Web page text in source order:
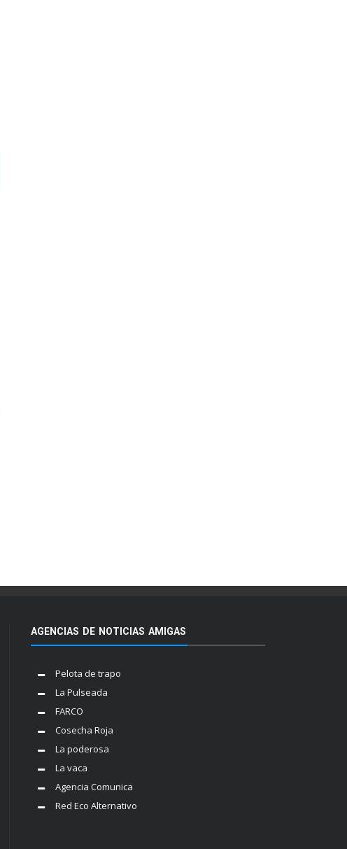
AGENCIAS DE NOTICIAS AMIGAS
Pelota de trapo
La Pulseada
FARCO
Cosecha Roja
La poderosa
La vaca
Agencia Comunica
Red Eco Alternativo